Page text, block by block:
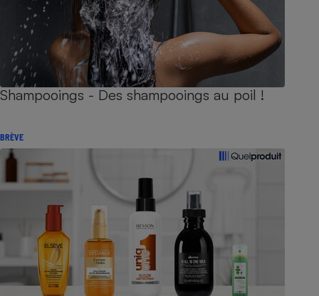
Shampooings - Des shampooings au poil !
BRÈVE